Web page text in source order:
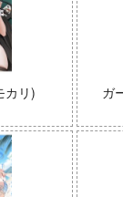
「魔法少
CEEDS
e」オー
カリ) ガ